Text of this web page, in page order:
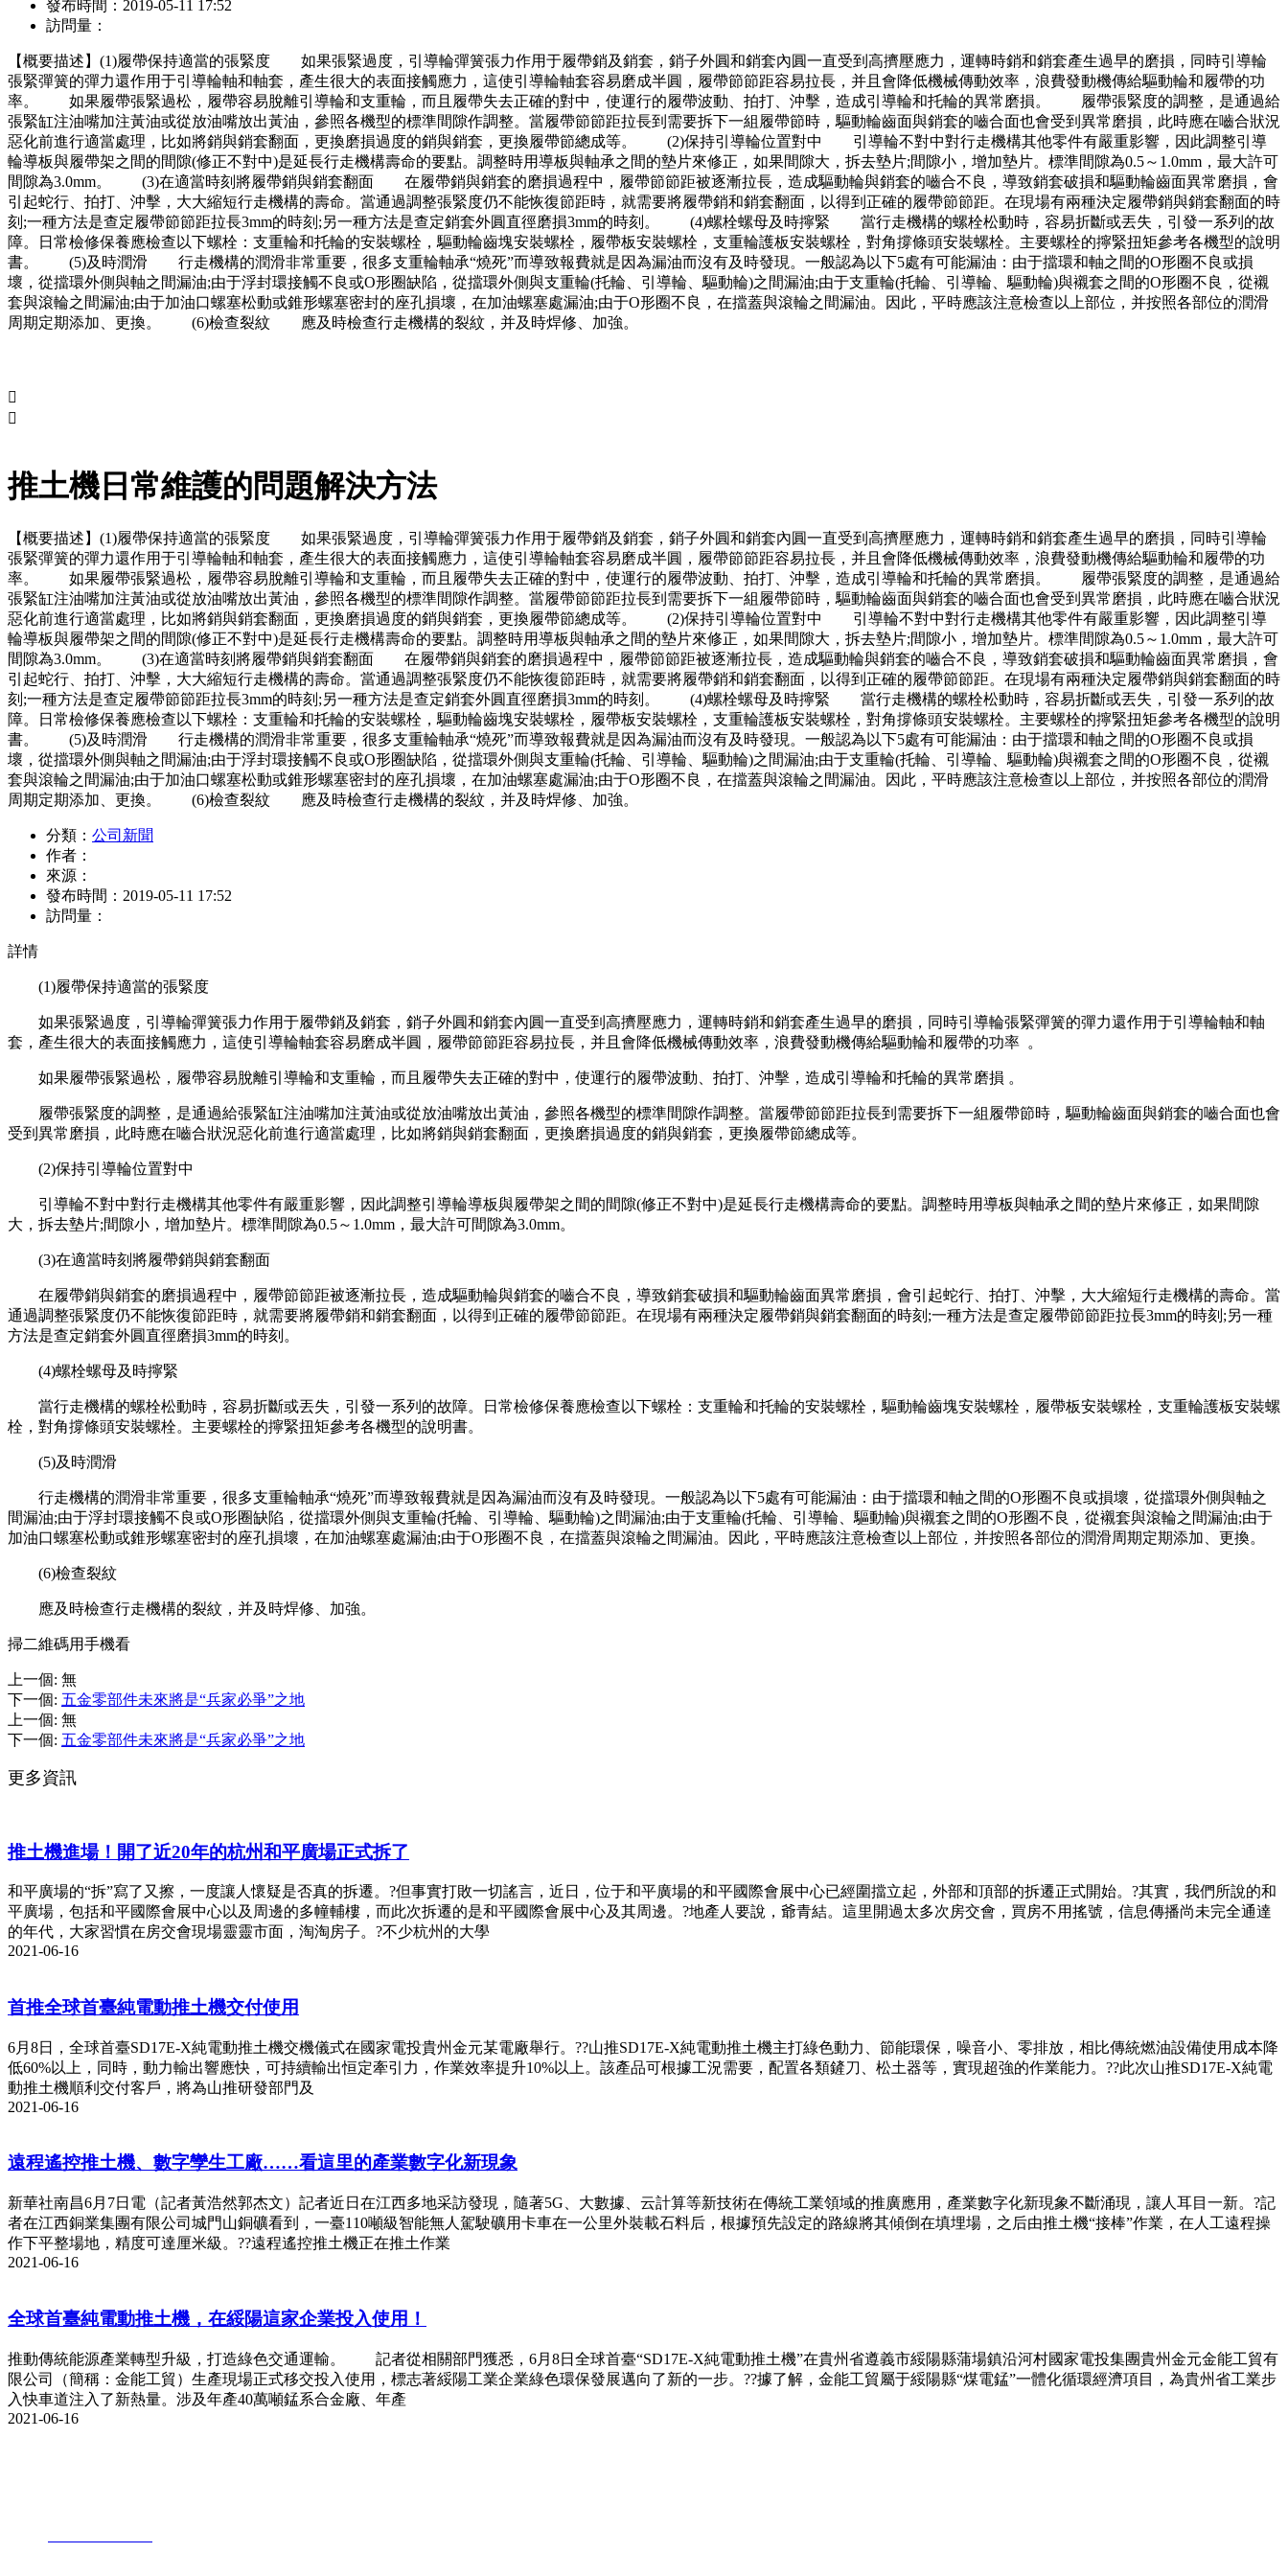
發布時間： 2019-05-11 17:52
訪問量：
【概要描述】 (1)履帶保持適當的張緊度 如果張緊過度，引導輪彈簧張力作用于履帶銷及銷套，銷子外圓和銷套內圓一直受到高擠壓應力，運轉時銷和銷套產生過早的磨損，同時引導輪
張緊彈簧的彈力還作用于引導輪軸和軸套，產生很大的表面接觸應力，這使引導輪軸套容易磨成半圓，履帶節節距容易拉長，并且會降低機械傳動效率，浪費發動機傳給驅動輪和履帶的功
率。 如果履帶張緊過松，履帶容易脫離引導輪和支重輪，而且履帶失去正確的對中，使運行的履帶波動、拍打、沖擊，造成引導輪和托輪的異常磨損。 履帶張緊度的調整，是通過給
張緊缸注油嘴加注黃油或從放油嘴放出黃油，參照各機型的標準間隙作調整。當履帶節節距拉長到需要拆下一組履帶節時，驅動輪齒面與銷套的嚙合面也會受到異常磨損，此時應在嚙合狀況
惡化前進行適當處理，比如將銷與銷套翻面，更換磨損過度的銷與銷套，更換履帶節總成等。 (2)保持引導輪位置對中 引導輪不對中對行走機構其他零件有嚴重影響，因此調整引導
輪導板與履帶架之間的間隙(修正不對中)是延長行走機構壽命的要點。調整時用導板與軸承之間的墊片來修正，如果間隙大，拆去墊片;間隙小，增加墊片。標準間隙為0.5～1.0mm，最大許可
間隙為3.0mm。 (3)在適當時刻將履帶銷與銷套翻面 在履帶銷與銷套的磨損過程中，履帶節節距被逐漸拉長，造成驅動輪與銷套的嚙合不良，導致銷套破損和驅動輪齒面異常磨損，會
引起蛇行、拍打、沖擊，大大縮短行走機構的壽命。當通過調整張緊度仍不能恢復節距時，就需要將履帶銷和銷套翻面，以得到正確的履帶節節距。在現場有兩種決定履帶銷與銷套翻面的時
刻;一種方法是查定履帶節節距拉長3mm的時刻;另一種方法是查定銷套外圓直徑磨損3mm的時刻。 (4)螺栓螺母及時擰緊 當行走機構的螺栓松動時，容易折斷或丟失，引發一系列的故
障。日常檢修保養應檢查以下螺栓：支重輪和托輪的安裝螺栓，驅動輪齒塊安裝螺栓，履帶板安裝螺栓，支重輪護板安裝螺栓，對角撐條頭安裝螺栓。主要螺栓的擰緊扭矩參考各機型的說明
書。 (5)及時潤滑 行走機構的潤滑非常重要，很多支重輪軸承“燒死”而導致報費就是因為漏油而沒有及時發現。一般認為以下5處有可能漏油：由于擋環和軸之間的O形圈不良或損
壞，從擋環外側與軸之間漏油;由于浮封環接觸不良或O形圈缺陷，從擋環外側與支重輪(托輪、引導輪、驅動輪)之間漏油;由于支重輪(托輪、引導輪、驅動輪)與襯套之間的O形圈不良，從襯
套與滾輪之間漏油;由于加油口螺塞松動或錐形螺塞密封的座孔損壞，在加油螺塞處漏油;由于O形圈不良，在擋蓋與滾輪之間漏油。因此，平時應該注意檢查以上部位，并按照各部位的潤滑
周期定期添加、更換。 (6)檢查裂紋 應及時檢查行走機構的裂紋，并及時焊修、加強。


推土機日常維護的問題解決方法
【概要描述】 (1)履帶保持適當的張緊度 如果張緊過度，引導輪彈簧張力作用于履帶銷及銷套，銷子外圓和銷套內圓一直受到高擠壓應力，運轉時銷和銷套產生過早的磨損，同時引導輪
張緊彈簧的彈力還作用于引導輪軸和軸套，產生很大的表面接觸應力，這使引導輪軸套容易磨成半圓，履帶節節距容易拉長，并且會降低機械傳動效率，浪費發動機傳給驅動輪和履帶的功
率。 如果履帶張緊過松，履帶容易脫離引導輪和支重輪，而且履帶失去正確的對中，使運行的履帶波動、拍打、沖擊，造成引導輪和托輪的異常磨損。 履帶張緊度的調整，是通過給
張緊缸注油嘴加注黃油或從放油嘴放出黃油，參照各機型的標準間隙作調整。當履帶節節距拉長到需要拆下一組履帶節時，驅動輪齒面與銷套的嚙合面也會受到異常磨損，此時應在嚙合狀況
惡化前進行適當處理，比如將銷與銷套翻面，更換磨損過度的銷與銷套，更換履帶節總成等。 (2)保持引導輪位置對中 引導輪不對中對行走機構其他零件有嚴重影響，因此調整引導
輪導板與履帶架之間的間隙(修正不對中)是延長行走機構壽命的要點。調整時用導板與軸承之間的墊片來修正，如果間隙大，拆去墊片;間隙小，增加墊片。標準間隙為0.5～1.0mm，最大許可
間隙為3.0mm。 (3)在適當時刻將履帶銷與銷套翻面 在履帶銷與銷套的磨損過程中，履帶節節距被逐漸拉長，造成驅動輪與銷套的嚙合不良，導致銷套破損和驅動輪齒面異常磨損，會
引起蛇行、拍打、沖擊，大大縮短行走機構的壽命。當通過調整張緊度仍不能恢復節距時，就需要將履帶銷和銷套翻面，以得到正確的履帶節節距。在現場有兩種決定履帶銷與銷套翻面的時
刻;一種方法是查定履帶節節距拉長3mm的時刻;另一種方法是查定銷套外圓直徑磨損3mm的時刻。 (4)螺栓螺母及時擰緊 當行走機構的螺栓松動時，容易折斷或丟失，引發一系列的故
障。日常檢修保養應檢查以下螺栓：支重輪和托輪的安裝螺栓，驅動輪齒塊安裝螺栓，履帶板安裝螺栓，支重輪護板安裝螺栓，對角撐條頭安裝螺栓。主要螺栓的擰緊扭矩參考各機型的說明
書。 (5)及時潤滑 行走機構的潤滑非常重要，很多支重輪軸承“燒死”而導致報費就是因為漏油而沒有及時發現。一般認為以下5處有可能漏油：由于擋環和軸之間的O形圈不良或損
壞，從擋環外側與軸之間漏油;由于浮封環接觸不良或O形圈缺陷，從擋環外側與支重輪(托輪、引導輪、驅動輪)之間漏油;由于支重輪(托輪、引導輪、驅動輪)與襯套之間的O形圈不良，從襯
套與滾輪之間漏油;由于加油口螺塞松動或錐形螺塞密封的座孔損壞，在加油螺塞處漏油;由于O形圈不良，在擋蓋與滾輪之間漏油。因此，平時應該注意檢查以上部位，并按照各部位的潤滑
周期定期添加、更換。 (6)檢查裂紋 應及時檢查行走機構的裂紋，并及時焊修、加強。
分類： 公司新聞
作者：
來源：
發布時間： 2019-05-11 17:52
訪問量：
詳情
(1)履帶保持適當的張緊度
如果張緊過度，引導輪彈簧張力作用于履帶銷及銷套，銷子外圓和銷套內圓一直受到高擠壓應力，運轉時銷和銷套產生過早的磨損，同時引導輪張緊彈簧的彈力還作用于引導輪軸和軸
套，產生很大的表面接觸應力，這使引導輪軸套容易磨成半圓，履帶節節距容易拉長，并且會降低機械傳動效率，浪費發動機傳給驅動輪和履帶的功率 。
如果履帶張緊過松，履帶容易脫離引導輪和支重輪，而且履帶失去正確的對中，使運行的履帶波動、拍打、沖擊，造成引導輪和托輪的異常磨損 。
履帶張緊度的調整，是通過給張緊缸注油嘴加注黃油或從放油嘴放出黃油，參照各機型的標準間隙作調整。當履帶節節距拉長到需要拆下一組履帶節時，驅動輪齒面與銷套的嚙合面也會
受到異常磨損，此時應在嚙合狀況惡化前進行適當處理，比如將銷與銷套翻面，更換磨損過度的銷與銷套，更換履帶節總成等。
(2)保持引導輪位置對中
引導輪不對中對行走機構其他零件有嚴重影響，因此調整引導輪導板與履帶架之間的間隙(修正不對中)是延長行走機構壽命的要點。調整時用導板與軸承之間的墊片來修正，如果間隙
大，拆去墊片;間隙小，增加墊片。標準間隙為0.5～1.0mm，最大許可間隙為3.0mm。
(3)在適當時刻將履帶銷與銷套翻面
在履帶銷與銷套的磨損過程中，履帶節節距被逐漸拉長，造成驅動輪與銷套的嚙合不良，導致銷套破損和驅動輪齒面異常磨損，會引起蛇行、拍打、沖擊，大大縮短行走機構的壽命。當
通過調整張緊度仍不能恢復節距時，就需要將履帶銷和銷套翻面，以得到正確的履帶節節距。在現場有兩種決定履帶銷與銷套翻面的時刻;一種方法是查定履帶節節距拉長3mm的時刻;另一種
方法是查定銷套外圓直徑磨損3mm的時刻。
(4)螺栓螺母及時擰緊
當行走機構的螺栓松動時，容易折斷或丟失，引發一系列的故障。日常檢修保養應檢查以下螺栓：支重輪和托輪的安裝螺栓，驅動輪齒塊安裝螺栓，履帶板安裝螺栓，支重輪護板安裝螺
栓，對角撐條頭安裝螺栓。主要螺栓的擰緊扭矩參考各機型的說明書。
(5)及時潤滑
行走機構的潤滑非常重要，很多支重輪軸承“燒死”而導致報費就是因為漏油而沒有及時發現。一般認為以下5處有可能漏油：由于擋環和軸之間的O形圈不良或損壞，從擋環外側與軸之
間漏油;由于浮封環接觸不良或O形圈缺陷，從擋環外側與支重輪(托輪、引導輪、驅動輪)之間漏油;由于支重輪(托輪、引導輪、驅動輪)與襯套之間的O形圈不良，從襯套與滾輪之間漏油;由于
加油口螺塞松動或錐形螺塞密封的座孔損壞，在加油螺塞處漏油;由于O形圈不良，在擋蓋與滾輪之間漏油。因此，平時應該注意檢查以上部位，并按照各部位的潤滑周期定期添加、更換。
(6)檢查裂紋
應及時檢查行走機構的裂紋，并及時焊修、加強。
掃二維碼用手機看
上一個: 無
下一個: 五金零部件未來將是“兵家必爭”之地
上一個: 無
下一個: 五金零部件未來將是“兵家必爭”之地
更多資訊
推土機進場！開了近20年的杭州和平廣場正式拆了
和平廣場的“拆”寫了又擦，一度讓人懷疑是否真的拆遷。?但事實打敗一切謠言，近日，位于和平廣場的和平國際會展中心已經圍擋立起，外部和頂部的拆遷正式開始。?其實，我們所說的和
平廣場，包括和平國際會展中心以及周邊的多幢輔樓，而此次拆遷的是和平國際會展中心及其周邊。?地產人要說，爺青結。這里開過太多次房交會，買房不用搖號，信息傳播尚未完全通達
的年代，大家習慣在房交會現場靈靈市面，淘淘房子。?不少杭州的大學
2021-06-16
首推全球首臺純電動推土機交付使用
6月8日，全球首臺SD17E-X純電動推土機交機儀式在國家電投貴州金元某電廠舉行。??山推SD17E-X純電動推土機主打綠色動力、節能環保，噪音小、零排放，相比傳統燃油設備使用成本降
低60%以上，同時，動力輸出響應快，可持續輸出恒定牽引力，作業效率提升10%以上。該產品可根據工況需要，配置各類鏟刀、松土器等，實現超強的作業能力。??此次山推SD17E-X純電
動推土機順利交付客戶，將為山推研發部門及
2021-06-16
遠程遙控推土機、數字孿生工廠……看這里的產業數字化新現象
新華社南昌6月7日電（記者黃浩然郭杰文）記者近日在江西多地采訪發現，隨著5G、大數據、云計算等新技術在傳統工業領域的推廣應用，產業數字化新現象不斷涌現，讓人耳目一新。?記
者在江西銅業集團有限公司城門山銅礦看到，一臺110噸級智能無人駕駛礦用卡車在一公里外裝載石料后，根據預先設定的路線將其傾倒在填埋場，之后由推土機“接棒”作業，在人工遠程操
作下平整場地，精度可達厘米級。??遠程遙控推土機正在推土作業
2021-06-16
全球首臺純電動推土機，在綏陽這家企業投入使用！
推動傳統能源產業轉型升級，打造綠色交通運輸。 記者從相關部門獲悉，6月8日全球首臺“SD17E-X純電動推土機”在貴州省遵義市綏陽縣蒲場鎮沿河村國家電投集團貴州金元金能工貿有
限公司（簡稱：金能工貿）生產現場正式移交投入使用，標志著綏陽工業企業綠色環保發展邁向了新的一步。??據了解，金能工貿屬于綏陽縣“煤電錳”一體化循環經濟項目，為貴州省工業步
入快車道注入了新熱量。涉及年產40萬噸錳系合金廠、年產
2021-06-16